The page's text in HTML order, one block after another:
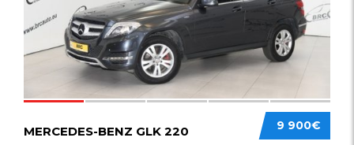
9 900€
MERCEDES-BENZ GLK 220